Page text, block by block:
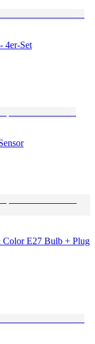
4er-Set
E27 Bulb + Plug